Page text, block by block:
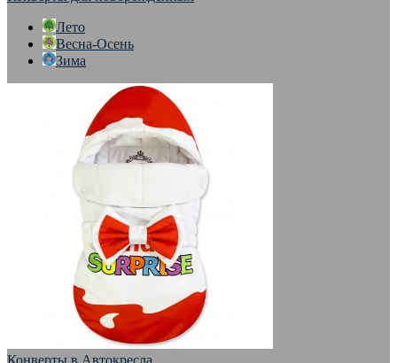
Лето
Весна-Осень
Зима
Конверты в Автокресла